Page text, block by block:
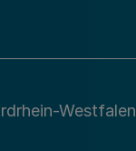
Westfalen